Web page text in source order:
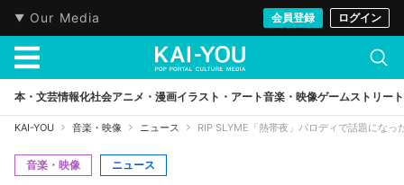
Our Media 会員登録 ログイン
本・文芸情報化社会アニメ・漫画イラスト・アート音楽・映像ゲームストリート
KAI-YOU 音楽・映像 ニュース RIP SLYME「熱帯夜」パロディで話題になっ
音楽・映像 ニュース